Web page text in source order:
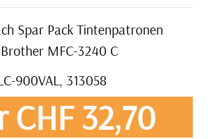
Spar Pack Tintenpatronen
MFC-3240 C
900VAL, 313058
CHF 32,70